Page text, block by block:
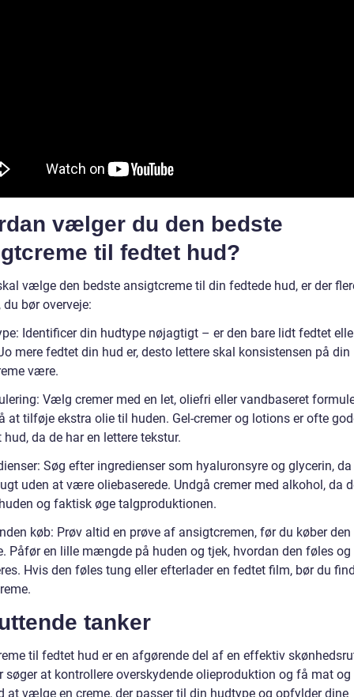
vælger du den bedste
til fedtet hud?
vælge den bedste ansigtcreme til din fedtede hud, er der
du bør overveje:
Identificer din hudtype nøjagtigt – er den bare lidt fedtet
mere fedtet din hud er, desto lettere skal konsistensen på din
være.
Vælg cremer med en let, oliefri eller vandbaseret
at tilføje ekstra olie til huden. Gel-cremer og lotions er ofte
da de har en lettere tekstur.
Søg efter ingredienser som hyaluronsyre og glycerin, da
uden at være oliebaserede. Undgå cremer med alkohol, da
og faktisk øge talgproduktionen.
køb: Prøv altid en prøve af ansigtcremen, før du køber
Påfør en lille mængde på huden og tjek, hvordan den føles og
Hvis den føles tung eller efterlader en fedtet film, bør du
tanker
til fedtet hud er en afgørende del af en effektiv
søger at kontrollere overskydende olieproduktion og få mat
at vælge en creme, der passer til din hudtype og opfylder dine